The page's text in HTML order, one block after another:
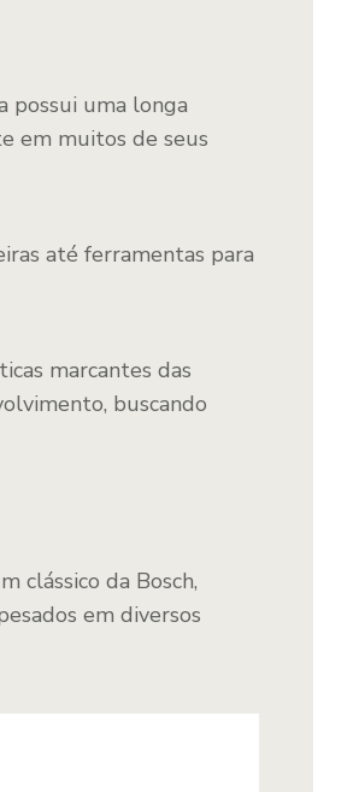
possui uma longa
em muitos de seus
até ferramentas para
marcantes das
buscando
clássico da Bosch,
em diversos